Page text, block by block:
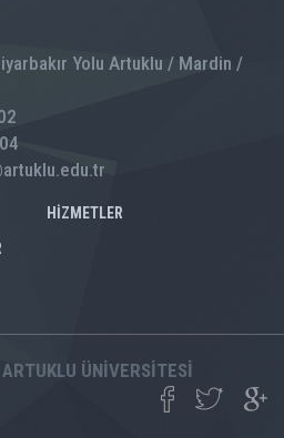
Yolu Artuklu / Mardin /
HİZMETLER
ÜNİVERSİTESİ